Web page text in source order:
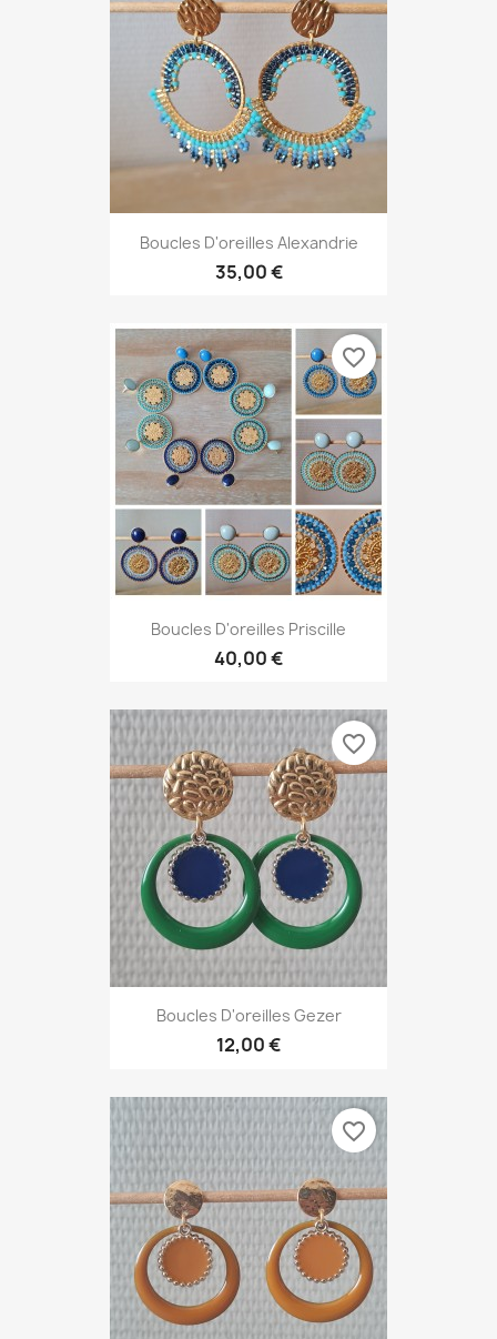
Boucles D'oreilles Alexandrie
35,00 €
Boucles D'oreilles Priscille
40,00 €
favorite_border
Boucles D'oreilles Gezer
12,00 €
favorite_border
favorite_border